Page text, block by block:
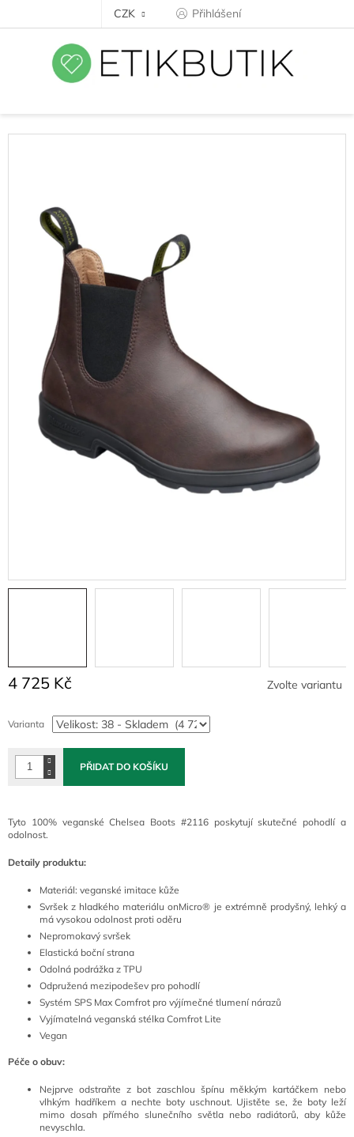
CZK Přihlášení
4 725 Kč
cena:
Zvolte variantu
Varianta
PŘIDAT DO KOŠÍKU
Tyto 100% veganské Chelsea Boots #2116 poskytují skutečné pohodlí a
odolnost.
Detaily produktu:
Materiál: veganské imitace kůže
Svršek z hladkého materiálu onMicro® je extrémně prodyšný, lehký a
má vysokou odolnost proti oděru
Nepromokavý svršek
Elastická boční strana
Odolná podrážka z TPU
Odpružená mezipodešev pro pohodlí
Systém SPS Max Comfrot pro výjímečné tlumení nárazů
Vyjímatelná veganská stélka Comfrot Lite
Vegan
Péče o obuv:
Nejprve odstraňte z bot zaschlou špínu měkkým kartáčkem nebo
vlhkým hadříkem a nechte boty uschnout. Ujistěte se, že boty leží
mimo dosah přímého slunečního světla nebo radiátorů, aby kůže
nevyschla.